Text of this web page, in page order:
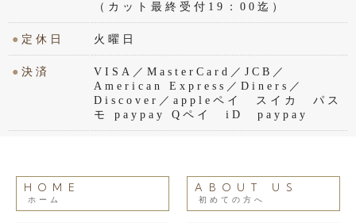
（カット最終受付19：00迄）
● 定休日 火曜日
●決済
VISA／MasterCard／JCB／
American Express／Diners／
Discover／appleペイ スイカ パス
モ paypay Qペイ iD paypay
HOME
ホーム
ABOUT US
初めての方へ